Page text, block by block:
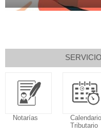
Notarías
Calendario
Tributario